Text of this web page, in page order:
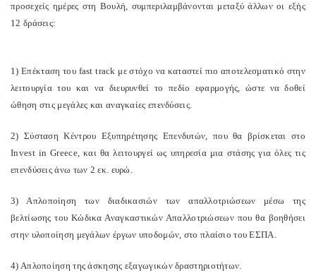
προσεχείς ημέρες στη Βουλή, συμπεριλαμβάνονται μεταξύ άλλων οι εξής
12 δράσεις:
1) Επέκταση του fast track με στόχο να καταστεί πιο αποτελεσματικό στην
λειτουργία του και να διευρυνθεί το πεδίο εφαρμογής, ώστε να δοθεί
ώθηση στις μεγάλες και αναγκαίες επενδύσεις.
2) Σύσταση Κέντρου Εξυπηρέτησης Επενδυτών, που θα βρίσκεται στο
Invest in Greece, και θα λειτουργεί ως υπηρεσία μια στάσης για όλες τις
επενδύσεις άνω των 2 εκ. ευρώ.
3) Απλοποίηση των διαδικασιών των απαλλοτριώσεων μέσω της
βελτίωσης του Κώδικα Αναγκαστικών Απαλλοτριώσεων που θα βοηθήσει
στην υλοποίηση μεγάλων έργων υποδομών, στο πλαίσιο του ΕΣΠΑ.
4) Απλοποίηση της άσκησης εξαγωγικών δραστηριοτήτων.